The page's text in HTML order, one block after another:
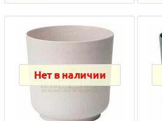
Нет в наличии